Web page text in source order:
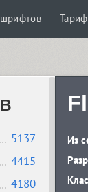
5137
4415
4180
Из